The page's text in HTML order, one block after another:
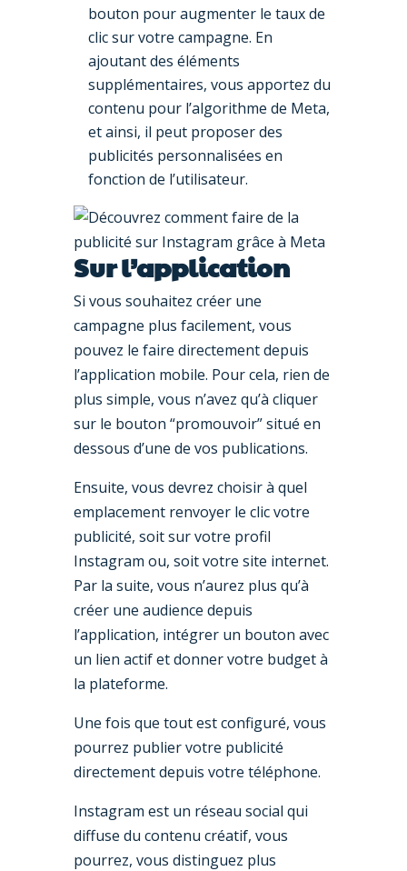
bouton pour augmenter le taux de
clic sur votre campagne. En
ajoutant des éléments
supplémentaires, vous apportez du
contenu pour l’algorithme de Meta,
et ainsi, il peut proposer des
publicités personnalisées en
fonction de l’utilisateur.
Sur l’application
Si vous souhaitez créer une
campagne plus facilement, vous
pouvez le faire directement depuis
l’application mobile. Pour cela, rien de
plus simple, vous n’avez qu’à cliquer
sur le bouton “promouvoir” situé en
dessous d’une de vos publications.
Ensuite, vous devrez choisir à quel
emplacement renvoyer le clic votre
publicité, soit sur votre profil
Instagram ou, soit votre site internet.
Par la suite, vous n’aurez plus qu’à
créer une audience depuis
l’application, intégrer un bouton avec
un lien actif et donner votre budget à
la plateforme.
Une fois que tout est configuré, vous
pourrez publier votre publicité
directement depuis votre téléphone.
Instagram est un réseau social qui
diffuse du contenu créatif, vous
pourrez, vous distinguez plus